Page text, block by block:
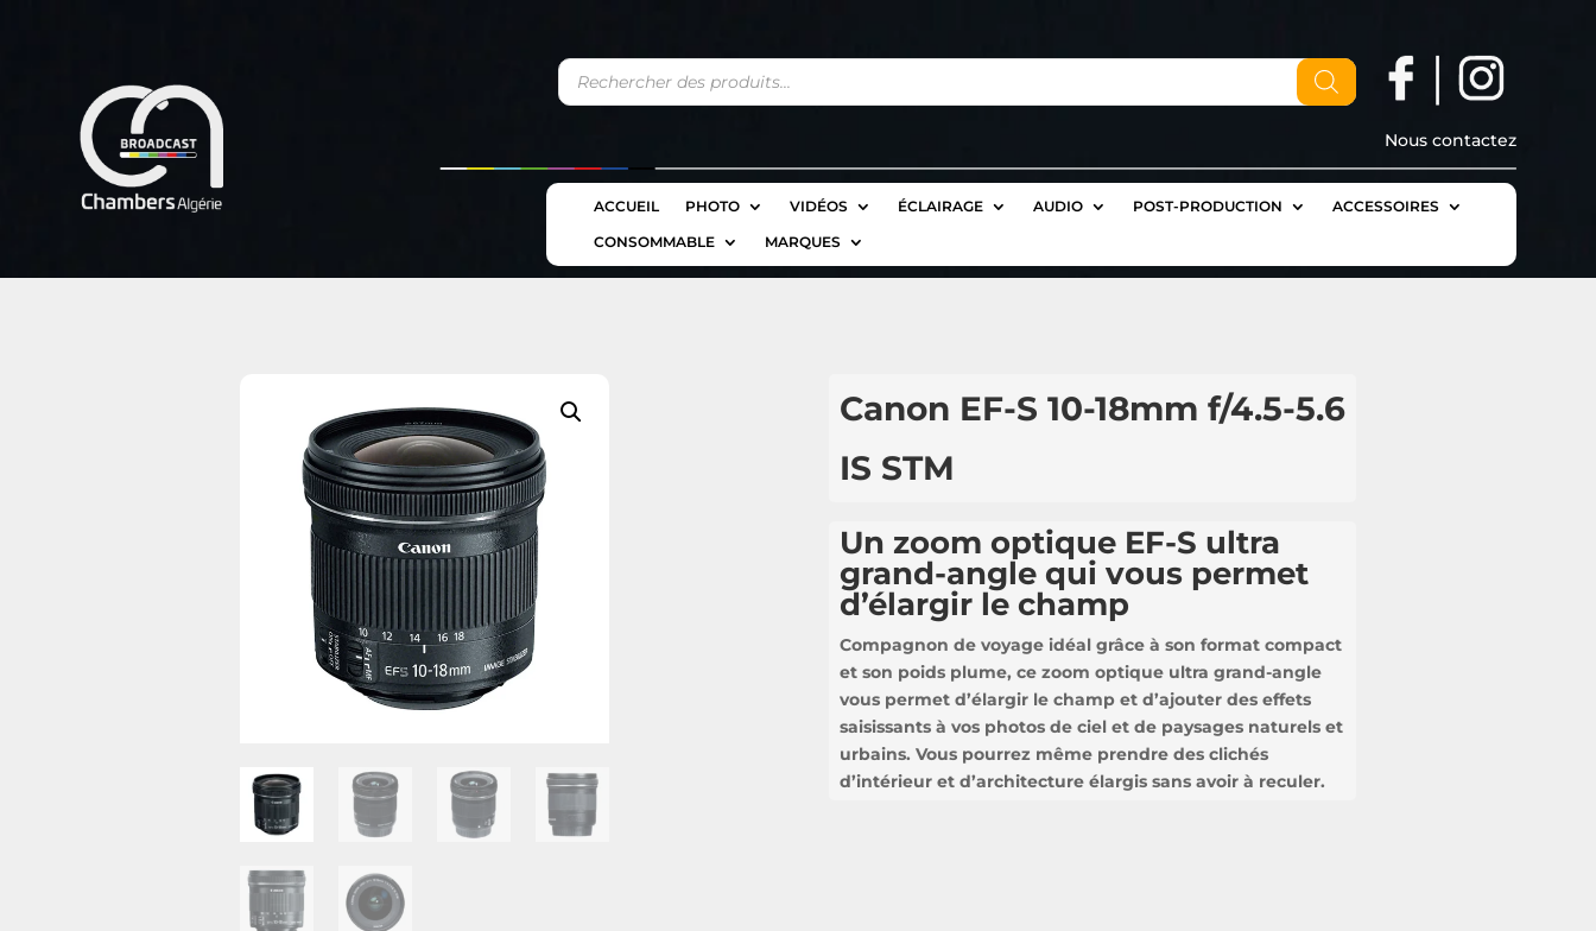
Recherche
de
produits
Nous contactez
ACCUEIL PHOTO VIDÉOS ÉCLAIRAGE AUDIO POST-PRODUCTION
ACCESSOIRES
CONSOMMABLE
MARQUES
Canon EF-S 10-18mm f/4.5-5.6
IS STM
Un zoom optique EF-S ultra
grand-angle qui vous permet
d’élargir le champ
Compagnon de voyage idéal grâce à son format compact
et son poids plume, ce zoom optique ultra grand-angle
vous permet d’élargir le champ et d’ajouter des effets
saisissants à vos photos de ciel et de paysages naturels et
urbains. Vous pourrez même prendre des clichés
d’intérieur et d’architecture élargis sans avoir à reculer.